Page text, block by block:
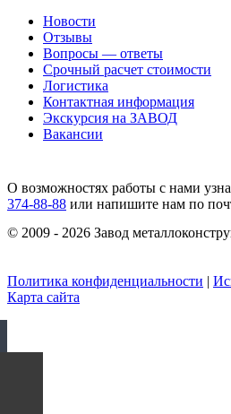
Новости
Отзывы
Вопросы — ответы
Срочный расчет стоимости
Логистика
Контактная информация
Экскурсия на ЗАВОД
Вакансии
О возможностях работы с нами
374-88-88 или напишите нам по
© 2009 - 2026 Завод
Политика конфиденциальности |
Карта сайта